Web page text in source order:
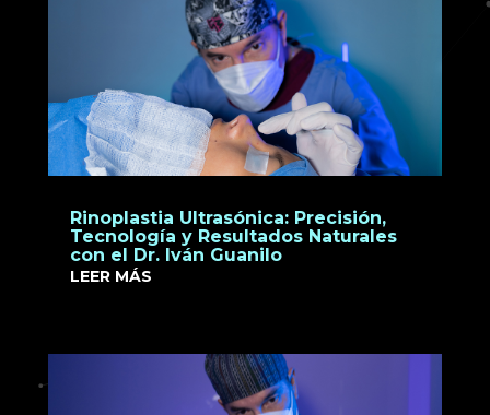
Rinoplastia Ultrasónica: Precisión,
Tecnología y Resultados Naturales
con el Dr. Iván Guanilo
LEER MÁS